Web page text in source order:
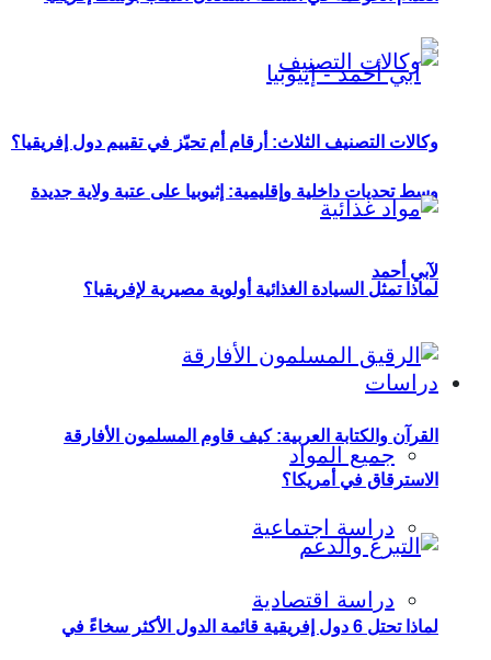
وسط تحديات داخلية وإقليمية: إثيوبيا على عتبة ولاية جديدة
لآبي أحمد
دراسات
جميع المواد
دراسة اجتماعية
دراسة اقتصادية
وكالات التصنيف الثلاث: أرقام أم تحيّز في تقييم دول إفريقيا؟
لماذا تمثل السيادة الغذائية أولوية مصيرية لإفريقيا؟
القرآن والكتابة العربية: كيف قاوم المسلمون الأفارقة
الاسترقاق في أمريكا؟
لماذا تحتل 6 دول إفريقية قائمة الدول الأكثر سخاءً في